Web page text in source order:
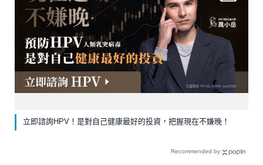
立即諮詢HPV！是對自己健康最好的投資，把握現在不嫌晚！
Recommended by